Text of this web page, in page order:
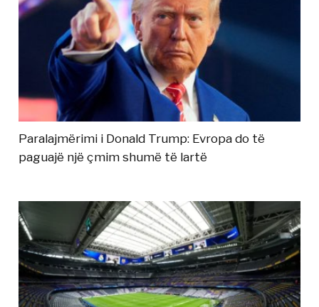
Paralajmërimi i Donald Trump: Evropa do të
paguajë një çmim shumë të lartë